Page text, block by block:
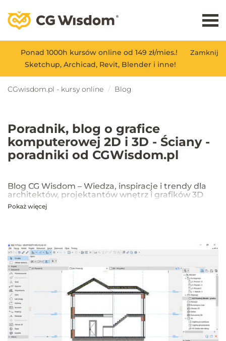
Zamknij
Ponad 1000h kursów online od 149 zł/mies.!
Sketchup, Archicad, Revit, Blender i inne!
CGwisdom.pl - kursy online Blog
Poradnik, blog o grafice
komputerowej 2D i 3D - Ściany -
poradniki od CGWisdom.pl
Blog CG Wisdom – Wiedza, inspiracje i trendy dla
architektów, projektantów wnętrz i grafików 3D
Na blogu CG Wisdom znajdziesz praktyczne porady, inspiracje oraz
które pomagają tworzyć profesjonalne i fotorealistyczne wizualizacje.
Dowiesz się również, jak sztuczna inteligencja zmienia pracę
projektantów, jakie są najlepsze praktyki w renderingu oraz jak
optymalizować proces projektowy. Śledź nasz blog, aby pozostać na
bieżąco z technologią i rozwijać swoje umiejętności w projektowaniu
przestrzeni i wizualizacji 3D!
Pokaż więcej